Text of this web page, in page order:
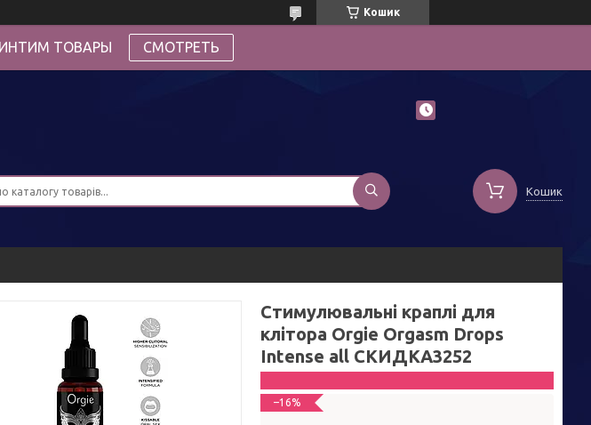
Кошик
ТОВАРЫ СМОТРЕТЬ
Кошик
Стимулювальні краплі для
клітора Orgie Orgasm Drops
Intense all СКИДКА3252
–16%